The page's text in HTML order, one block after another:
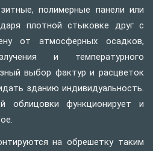
полимерные панели или
плотной стыковке друг с
от атмосферных осадков,
и температурного
выбор фактур и расцветок
зданию индивидуальность.
облицовки функционирует и
на обрешетку таким